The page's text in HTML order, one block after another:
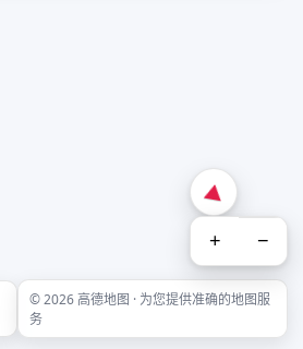
+ −
© 2026 高德地图 · 为您提供准确的地图服
务